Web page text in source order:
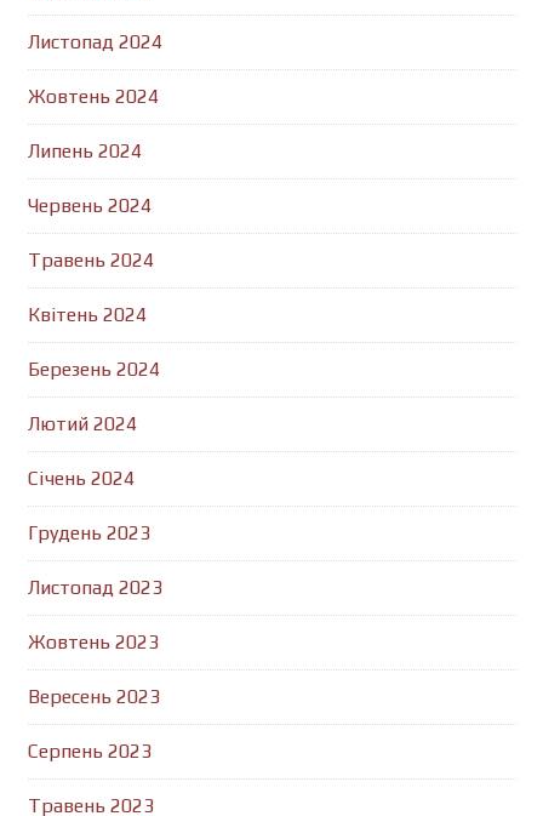
Листопад 2024
Жовтень 2024
Липень 2024
Червень 2024
Травень 2024
Квітень 2024
Березень 2024
Лютий 2024
Січень 2024
Грудень 2023
Листопад 2023
Жовтень 2023
Вересень 2023
Серпень 2023
Травень 2023